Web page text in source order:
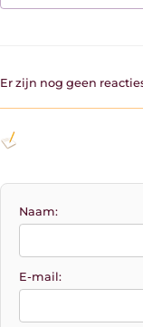
Er zijn nog geen
Naam:
E-mail: